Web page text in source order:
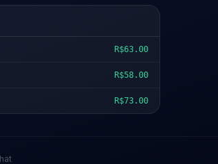
R$63.00
R$58.00
R$73.00